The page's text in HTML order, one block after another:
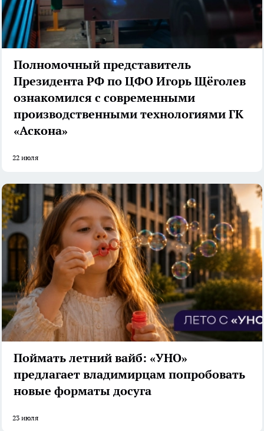
Полномочный представитель
Президента РФ по ЦФО Игорь Щёголев
ознакомился с современными
производственными технологиями ГК
«Аскона»
22 июля
Поймать летний вайб: «УНО»
предлагает владимирцам попробовать
новые форматы досуга
23 июля